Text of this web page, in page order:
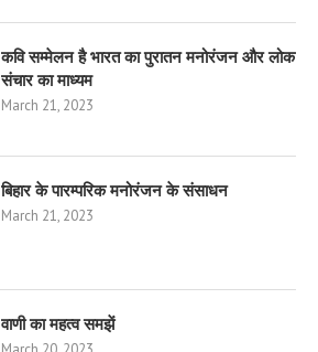
कवि सम्मेलन है भारत का पुरातन मनोरंजन और लोक
संचार का माध्यम
March 21, 2023
बिहार के पारम्परिक मनोरंजन के संसाधन
March 21, 2023
वाणी का महत्व समझें